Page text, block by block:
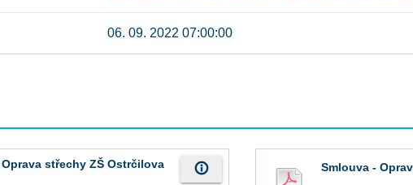
06. 09. 2022 07:00:00
střechy ZŠ Ostrčilova
info_outline Smlouva -